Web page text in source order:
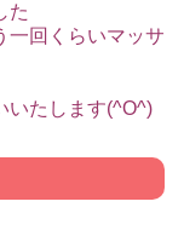
た
一回くらいマッサ
いたします(^O^)